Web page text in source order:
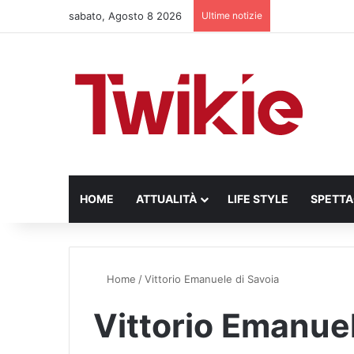
sabato, Agosto 8 2026 Ultime notizie
HOME ATTUALITÀ LIFE STYLE
Home /Vittorio Emanuele di Savoia
Vittorio